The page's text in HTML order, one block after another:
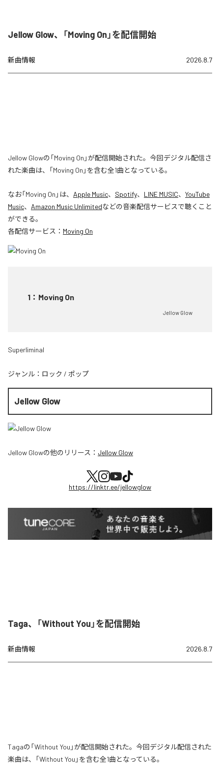
Jellow Glow、「Moving On」を配信開始
新曲情報 2026.8.7
Jellow Glowの「Moving On」が配信開始された。今回デジタル配信さ
れた楽曲は、「Moving On」を含む全1曲となっている。
なお「Moving On 」は、 Apple Music、 Spotify、 LINE MUSIC、 YouTube
Music、 Amazon Music Unlimitedなどの音楽配信サービスで聴くこと
ができる。
各配信サービス： Moving On
1 ： Moving On
Jellow Glow
Superliminal
ジャンル： ロック / ポップ
Jellow Glow
Jellow Glowの他のリリース： Jellow Glow
https://linktr.ee/jellowglow
Taga、「Without You」を配信開始
新曲情報 2026.8.7
Tagaの「Without You」が配信開始された。今回デジタル配信された
楽曲は、「Without You」を含む全1曲となっている。